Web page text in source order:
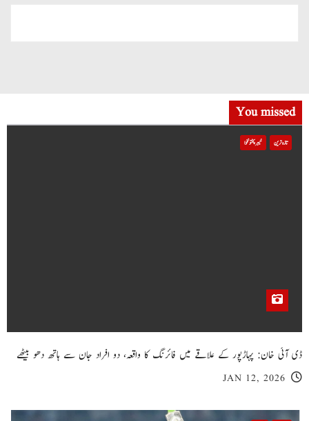
You missed
تازہ ترین خیبر پختونخوا
ڈی آئی خان: پہاڑپور کے علاقے میں فائرنگ کا واقعہ، دو افراد جان سے ہاتھ دھو بیٹھے
JAN 12, 2026